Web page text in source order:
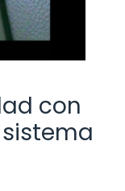
con